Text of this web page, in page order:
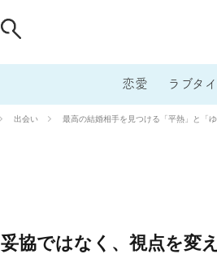
恋愛 ラブタ
出会い 最高の結婚相手を見つける「平熱」と「
妥協ではなく、視点を変